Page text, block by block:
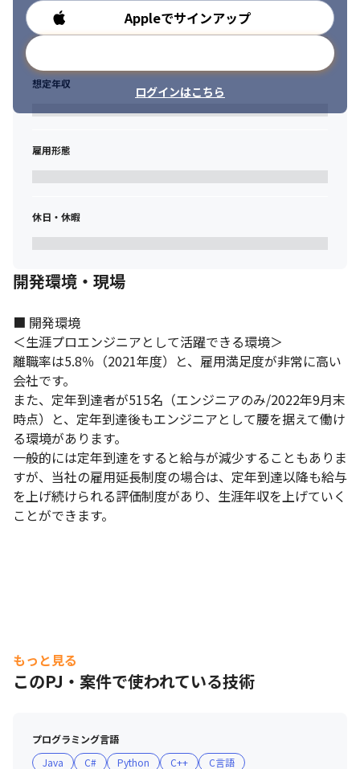
エンジニアをサポートする制度が充実しています。
Appleでサインアップ
ログインはこちら
勤務時間
想定年収
雇用形態
休日・休暇
開発環境・現場
■ 開発環境
＜生涯プロエンジニアとして活躍できる環境＞
離職率は5.8％（2021年度）と、雇用満足度が非常に高い
会社です。
また、定年到達者が515名（エンジニアのみ/2022年9月末
時点）と、定年到達後もエンジニアとして腰を据えて働け
る環境があります。
一般的には定年到達をすると給与が減少することもありま
すが、当社の雇用延長制度の場合は、定年到達以降も給与
を上げ続けられる評価制度があり、生涯年収を上げていく
ことができます。
もっと見る
このPJ・案件で使われている技術
プログラミング言語
Java
C# Python C++ C言語